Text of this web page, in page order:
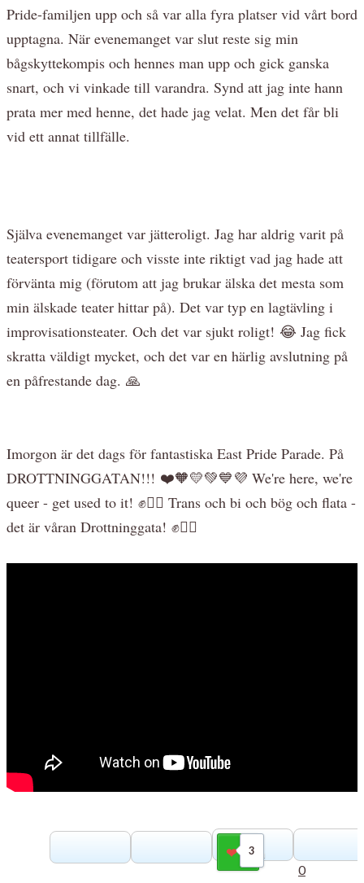
Pride-familjen upp och så var alla fyra platser vid vårt bord
upptagna. När evenemanget var slut reste sig min
bågskyttekompis och hennes man upp och gick ganska
snart, och vi vinkade till varandra. Synd att jag inte hann
prata mer med henne, det hade jag velat. Men det får bli
vid ett annat tillfälle.
Själva evenemanget var jätteroligt. Jag har aldrig varit på
teatersport tidigare och visste inte riktigt vad jag hade att
förvänta mig (förutom att jag brukar älska det mesta som
min älskade teater hittar på). Det var typ en lagtävling i
improvisationsteater. Och det var sjukt roligt! 😂 Jag fick
skratta väldigt mycket, och det var en härlig avslutning på
en påfrestande dag. 🙏
Imorgon är det dags för fantastiska East Pride Parade. På
DROTTNINGGATAN!!! ❤️🧡💛💚💙💜 We're here, we're
queer - get used to it! ✊🏳️‍🌈 Trans och bi och bög och flata -
det är våran Drottninggata! ✊🏳️‍🌈
3
Gilla
0